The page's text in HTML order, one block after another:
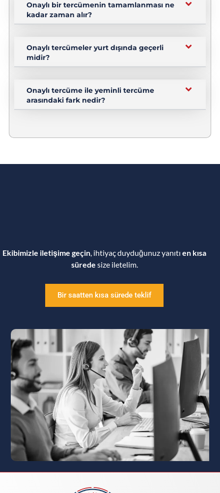
Onaylı bir tercümenin tamamlanması ne
kadar zaman alır?
Onaylı tercümeler yurt dışında geçerli
midir?
Onaylı tercüme ile yeminli tercüme
arasındaki fark nedir?
Ekibimizle iletişime geçin , ihtiyaç duyduğunuz yanıtıen kısa
sürede size iletelim.
Bir saatten kısa sürede teklif